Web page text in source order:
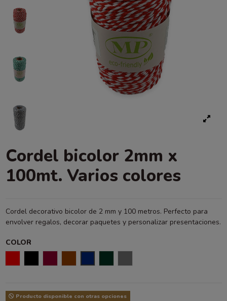
Cordel bicolor 2mm x
100mt. Varios colores
Cordel decorativo bicolor de 2 mm y 100 metros. Perfecto para
envolver regalos, decorar paquetes y personalizar presentaciones.
COLOR
Producto disponible con otras opciones